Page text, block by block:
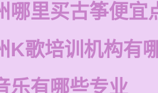
哪里买古筝便宜
K歌培训机构有
乐有哪些专业